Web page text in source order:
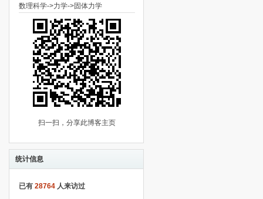
数理科学->力学->固体力学
扫一扫，分享此博客主页
统计信息
已有 28764 人来访过